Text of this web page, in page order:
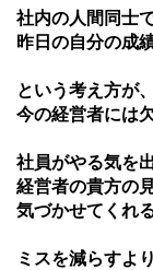
社内の人間同士
昨日の自分の成
という考え方が、
今の経営者には
社員がやる気を
経営者の貴方の
気づかせてくれる
ミスを減らすより